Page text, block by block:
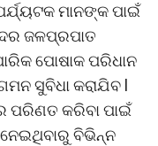
ମାନଙ୍କ ପାଇଁ
ଜଳପ୍ରପାତ
ପୋଷାକ ପରିଧାନ
ସୁବିଧା କରାଯିବ l
ପରିଣତ କରିବା ପାଇଁ
ବିଭିନ୍ନ